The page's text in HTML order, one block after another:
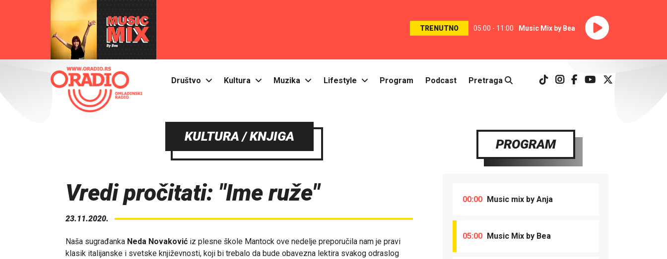
TRENUTNO 05:00 - 11:00 Music Mix by Bea
Društvo Kultura Muzika Lifestyle Program Podcast Pretraga
KULTURA / KNJIGA
Vredi pročitati: "Ime ruže"
23.11.2020.
Naša sugrađanka Neda Novaković iz plesne škole Mantock ove nedelje preporučila nam je pravi
klasik italijanske i svetske književnosti, koji bi trebalo da bude obavezna lektira svakog odraslog
PROGRAM
00:00 Music mix by Anja
05:00 Music Mix by Bea